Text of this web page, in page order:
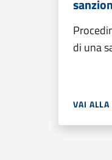
di una
VAI